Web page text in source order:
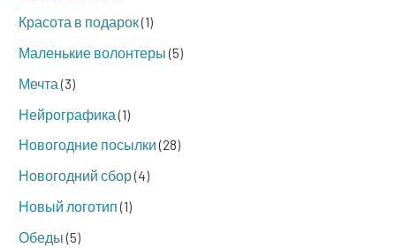
Красота в подарок(1)
Маленькие волонтеры(5)
Мечта(3)
Нейрографика(1)
Новогодние посылки(28)
Новогодний сбор(4)
Новый логотип(1)
Обеды(5)